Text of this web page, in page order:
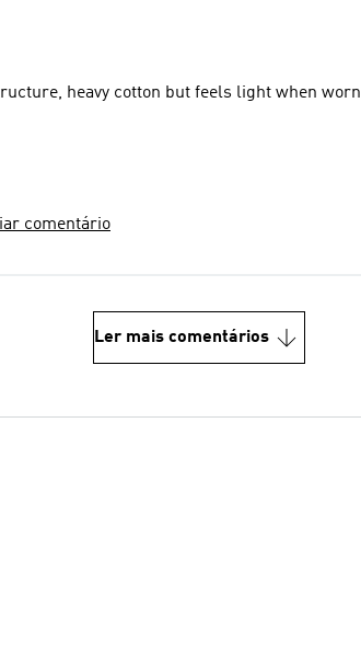
heavy cotton but feels light when worn
comentário
Ler mais comentários